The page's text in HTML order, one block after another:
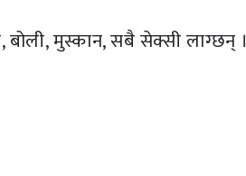
बोली, मुस्कान, सबै सेक्सी लाग्छन् ।